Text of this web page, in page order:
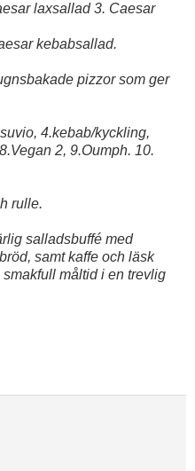
laxsallad 3. Caesar
kebabsallad.
pizzor som ger
4.kebab/kyckling,
2, 9.Oumph. 10.
rulle.
salladsbuffé med
samt kaffe och läsk
måltid i en trevlig